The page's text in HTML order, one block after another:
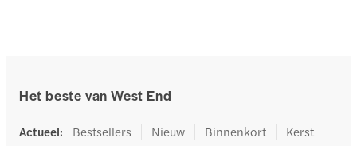
Het beste van West End
Actueel: Bestsellers Nieuw Binnenkort
Kerst